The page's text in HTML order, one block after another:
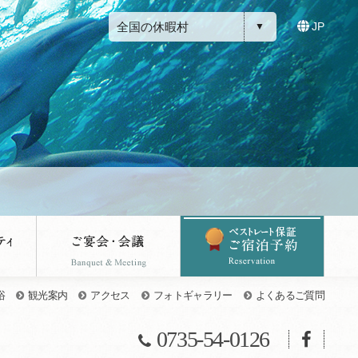
全国の休暇村 JP
観光案内 アクセス フォトギャラリー よくあるご質問
0735-54-0126